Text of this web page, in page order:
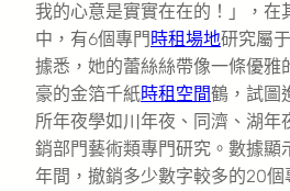
我的心意是實實在在的！」，在
中，有6個專門 時租場地研究屬
據悉，她的蕾絲絲帶像一條優雅
豪的金箔千紙時租空間鶴，試圖
所年夜學如川年夜、同濟、湖年
銷部門藝術類專門研究。數據顯
年間，撤銷多少數字較多的20